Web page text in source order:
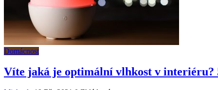
Domácnost
Víte jaká je optimální vlhkost v interiéru?